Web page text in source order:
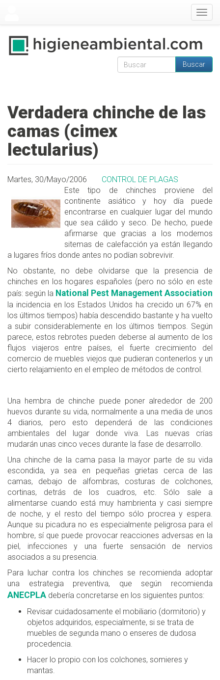
Formulario de
Buscar
Verdadera chinche de las
camas (cimex
lectularius)
Martes, 30/Mayo/2006
CONTROL DE PLAGAS
Este tipo de chinches proviene del
continente asiático y hoy día puede
encontrarse en cualquier lugar del mundo
que sea cálido y seco. De hecho, puede
afirmarse que gracias a los modernos
sitemas de calefacción ya están llegando
a lugares fríos donde antes no podían sobrevivir.
No obstante, no debe olvidarse que la presencia de
chinches en los hogares españoles (pero no sólo en este
país: según la National Pest Management Association
la incidencia en los Estados Unidos ha crecido un 67% en
los últimos tiempos) había descendido bastante y ha vuelto
a subir considerablemente en los últimos tiempos. Según
parece, estos rebrotes pueden deberse al aumento de los
flujos viajeros entre países, el fuerte crecimiento del
comercio de muebles viejos que pudieran contenerlos y un
cierto relajamiento en el empleo de métodos de control.
Una hembra de chinche puede poner alrededor de 200
huevos durante su vida, normalmente a una media de unos
4 diarios, pero esto dependerá de las condiciones
ambientales del lugar donde viva. Las nuevas crías
mudarán unas cinco veces durante la fase de desarrollo.
Una chinche de la cama pasa la mayor parte de su vida
escondida, ya sea en pequeñas grietas cerca de las
camas, debajo de alfombras, costuras de colchones,
cortinas, detrás de los cuadros, etc. Sólo sale a
alimentarse cuando está muy hambrienta y casi siempre
de noche, y el resto del tiempo sólo procrea y espera.
Aunque su picadura no es especialmente peligrosa para el
hombre, sí que puede provocar reacciones adversas en la
piel, infecciones y una fuerte sensación de nervios
asociados a su presencia.
Para luchar contra los chinches se recomienda adoptar
una estrategia preventiva, que según recomienda
ANECPLA debería concretarse en los siguientes puntos:
Revisar cuidadosamente el mobiliario (dormitorio) y
objetos adquiridos, especialmente, si se trata de
muebles de segunda mano o enseres de dudosa
procedencia.
Hacer lo propio con los colchones, somieres y
mantas.